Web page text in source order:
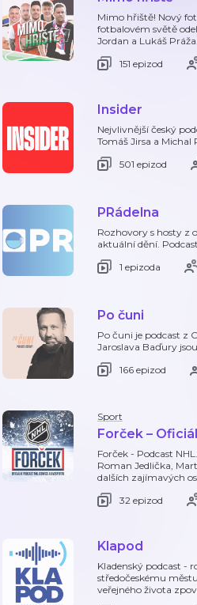
Mimo hřiště! Nový
fotbalovém světě
Jordan a Lukáš
151 epizod
Insider
Nejvlivnější český
Tomáš Jirsa a Michal
501 epizod
PRádelna
Rozhovory s hosty z
aktuální dění.
1 epizoda
Po čuni
Po čuni je podcast z
Jaroslava Baďury
166 epizod
Sport
Forček –
Forček - Podcast
Roman Jedlička,
dalších zajímavých
32 epizod
Klapod
Kladenský podcast -
středočeskému
veřejného života